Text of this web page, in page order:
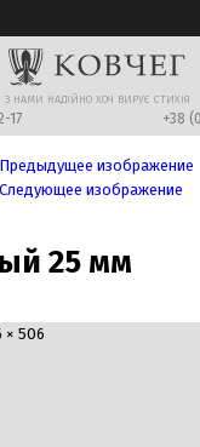
З НАМИ НАДIЙНО ХОЧ ВИРУЄ СТИХIЯ
17 +38
Предыдущее изображение
Следующее изображение
25 мм
× 506